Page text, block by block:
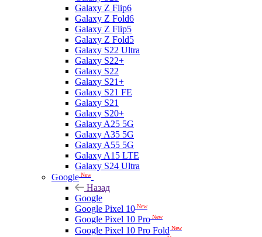
Galaxy Z Flip6
Galaxy Z Fold6
Galaxy Z Flip5
Galaxy Z Fold5
Galaxy S22 Ultra
Galaxy S22+
Galaxy S22
Galaxy S21+
Galaxy S21 FE
Galaxy S21
Galaxy S20+
Galaxy A25 5G
Galaxy A35 5G
Galaxy A55 5G
Galaxy A15 LTE
Galaxy S24 Ultra
Google New
Назад
Google
Google Pixel 10 New
Google Pixel 10 Pro New
Google Pixel 10 Pro Fold New